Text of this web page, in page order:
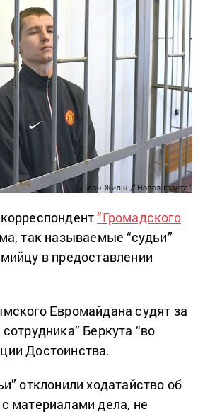
“Громадского
так называемые “судьи”
в предоставлении
Евромайдана судят за
Беркута “во
Достоинства.
отклонили ходатайство об
материалами дела, не